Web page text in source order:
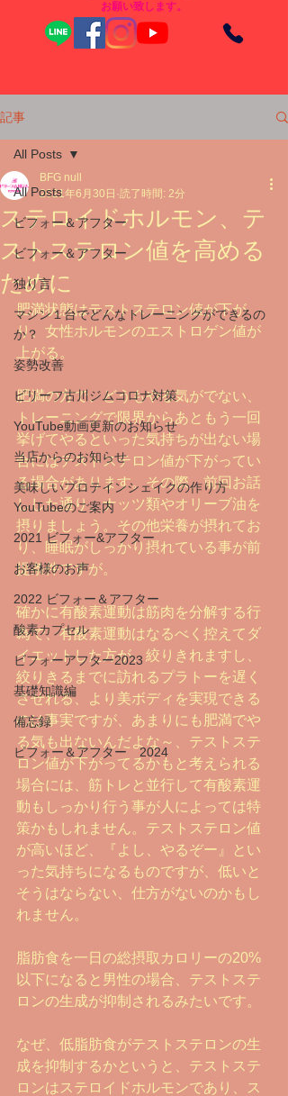
お願い致します。
記事
All Posts
ビフォー＆アフター
ビフォー＆アフター
独り言
マシン１台でどんなトレーニングができるの
か？
姿勢改善
ビリーフ古川ジムコロナ対策
YouTube動画更新のお知らせ
当店からのお知らせ
美味しいプロテインシェイクの作り方
YouTubeのご案内
2021 ビフォー&アフター
お客様のお声
2022 ビフォー＆アフター
酸素カプセル
ビフォーアフター2023
基礎知識編
備忘録
ビフォー＆アフター 2024
All Posts
ステロイドホルモン、テ
ストステロン値を高める
ために
BFG null
2021年6月30日 読了時間: 2分
肥満状態はテストステロン値が下が
り、女性ホルモンのエストロゲン値が
上がる。
肥満の方で、どうもやる気がでない、
トレーニングで限界からあともう一回
挙げてやるといった気持ちが出ない場
合にはテストステロン値が下がってい
る場合があります。その際、前回お話
しした通り、ナッツ類やオリーブ油を
摂りましょう。その他栄養が摂れてお
り、睡眠がしっかり摂れている事が前
提条件ですが。
確かに有酸素運動は筋肉を分解する行
為で、有酸素運動はなるべく控えてダ
イエットした方が、絞りきれますし、
絞りきるまでに訪れるプラトーを遅く
させれる、より美ボディを実現できる
のは事実ですが、あまりにも肥満でや
る気も出ないんだよな～、テストステ
ロン値が下がってるかもと考えられる
場合には、筋トレと並行して有酸素運
動もしっかり行う事が人によっては特
策かもしれません。テストステロン値
が高いほど、『よし、やるぞー』とい
った気持ちになるものですが、低いと
そうはならない、仕方がないのかもし
れません。
脂肪食を一日の総摂取カロリーの20%
以下になると男性の場合、テストステ
ロンの生成が抑制されるみたいです。
なぜ、低脂肪食がテストステロンの生
成を抑制するかというと、テストステ
ロンはステロイドホルモンであり、ス